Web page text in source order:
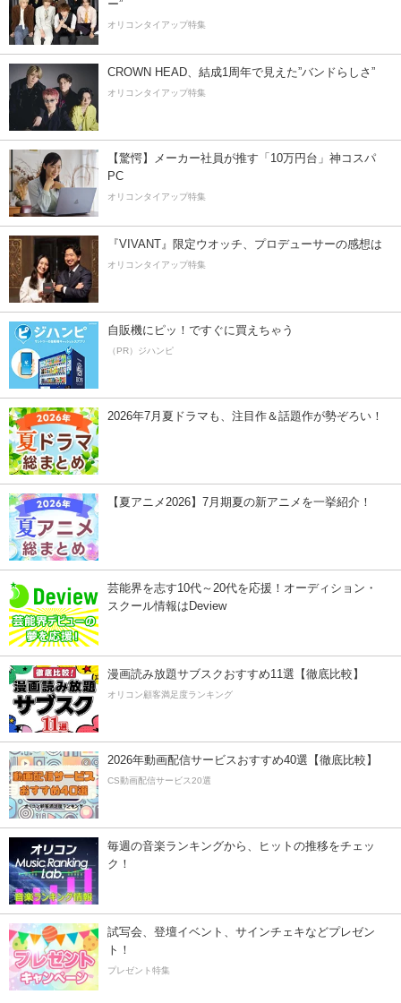
ー”
オリコンタイアップ特集
CROWN HEAD、結成1周年で見えた”バンドらしさ”
オリコンタイアップ特集
【驚愕】メーカー社員が推す「10万円台」神コスパ
PC
オリコンタイアップ特集
『VIVANT』限定ウオッチ、プロデューサーの感想は
オリコンタイアップ特集
自販機にピッ！ですぐに買えちゃう
（PR）ジハンピ
2026年7月夏ドラマも、注目作＆話題作が勢ぞろい！
【夏アニメ2026】7月期夏の新アニメを一挙紹介！
芸能界を志す10代～20代を応援！オーディション・
スクール情報はDeview
漫画読み放題サブスクおすすめ11選【徹底比較】
オリコン顧客満足度ランキング
2026年動画配信サービスおすすめ40選【徹底比較】
CS動画配信サービス20選
毎週の音楽ランキングから、ヒットの推移をチェッ
ク！
試写会、登壇イベント、サインチェキなどプレゼン
ト！
プレゼント特集